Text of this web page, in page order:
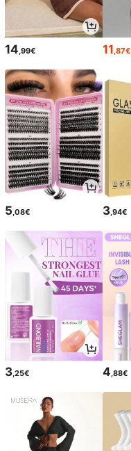
14 ,99€ 11 ,87€
5,08€ 3,94€
3,25€ 4,88€